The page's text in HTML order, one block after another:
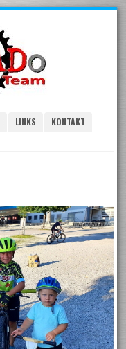
LINKS
KONTAKT